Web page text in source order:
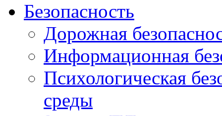
Безопасность
Дорожная
Информационная
Психологическая
среды